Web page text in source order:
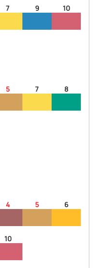
7 9 10
5 7 8
4 5 6
10